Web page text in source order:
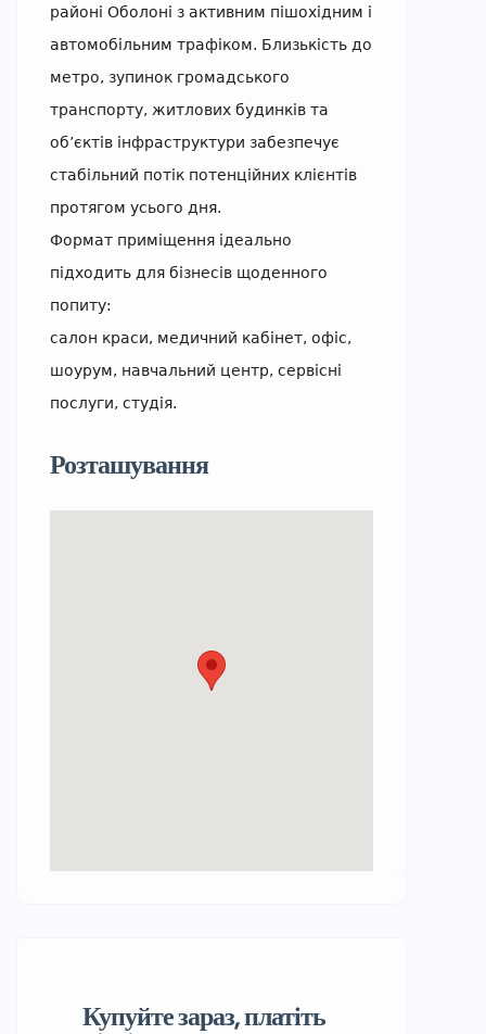
районі Оболоні з активним пішохідним і
автомобільним трафіком. Близькість до
метро, зупинок громадського
транспорту, житлових будинків та
об’єктів інфраструктури забезпечує
стабільний потік потенційних клієнтів
протягом усього дня.
Формат приміщення ідеально
підходить для бізнесів щоденного
попиту:
салон краси, медичний кабінет, офіс,
шоурум, навчальний центр, сервісні
послуги, студія.
Розташування
Купуйте зараз, платіть